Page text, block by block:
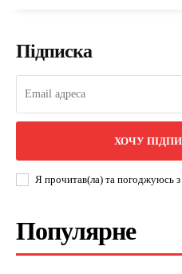
Підписка
ХОЧУ
Я прочитав(ла) та погоджуюсь з
Популярне